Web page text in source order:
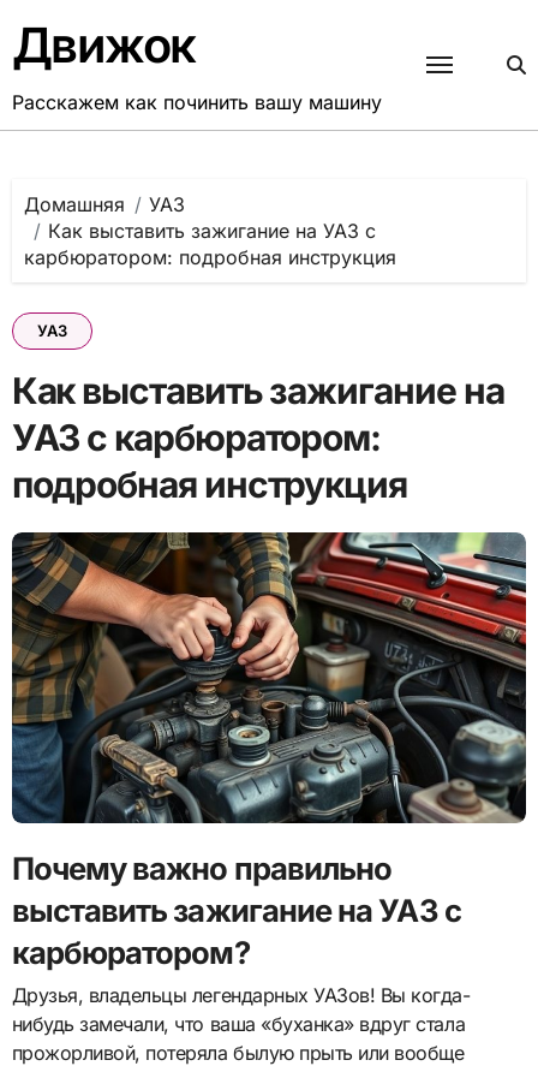
содержанию
Движок
Расскажем как починить вашу машину
Домашняя
УАЗ
Как выставить зажигание на УАЗ с
карбюратором: подробная инструкция
УАЗ
Как выставить зажигание на
УАЗ с карбюратором:
подробная инструкция
Почему важно правильно
выставить зажигание на УАЗ с
карбюратором?
Друзья, владельцы легендарных УАЗов! Вы когда-
нибудь замечали, что ваша «буханка» вдруг стала
прожорливой, потеряла былую прыть или вообще